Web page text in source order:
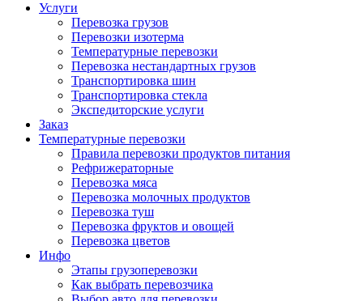
Услуги
Перевозка грузов
Перевозки изотерма
Температурные перевозки
Перевозка нестандартных грузов
Транспортировка шин
Транспортировка стекла
Экспедиторские услуги
Заказ
Температурные перевозки
Правила перевозки продуктов питания
Рефрижераторные
Перевозка мяса
Перевозка молочных продуктов
Перевозка туш
Перевозка фруктов и овощей
Перевозка цветов
Инфо
Этапы грузоперевозки
Как выбрать перевозчика